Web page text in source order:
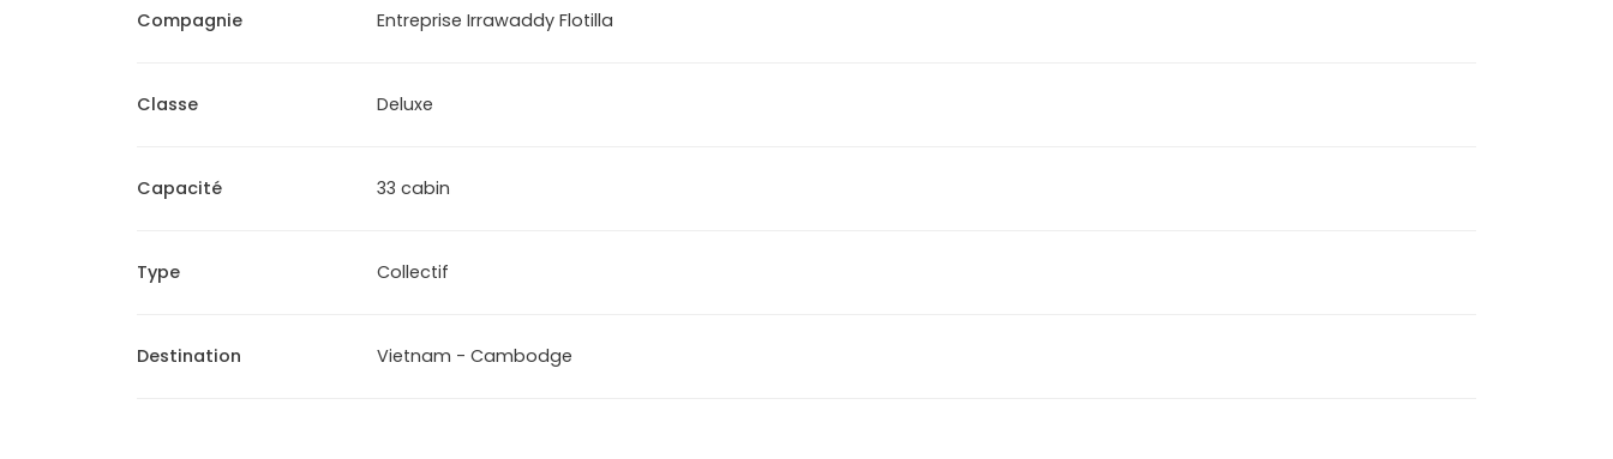
Compagnie Entreprise Irrawaddy Flotilla
Classe Deluxe
Capacité 33 cabin
Type Collectif
Destination Vietnam - Cambodge